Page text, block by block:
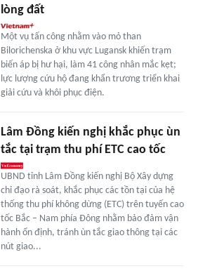
lòng đất
Một vụ tấn công nhằm vào mỏ than
Bilorichenska ở khu vực Lugansk khiến trạm
biến áp bị hư hại, làm 41 công nhân mắc kẹt;
lực lượng cứu hộ đang khẩn trương triển khai
giải cứu và khôi phục điện.
Lâm Đồng kiến nghị khắc phục ùn
tắc tại trạm thu phí ETC cao tốc
UBND tỉnh Lâm Đồng kiến nghị Bộ Xây dựng
chỉ đạo rà soát, khắc phục các tồn tại của hệ
thống thu phí không dừng (ETC) trên tuyến cao
tốc Bắc – Nam phía Đông nhằm bảo đảm vận
hành ổn định, tránh ùn tắc giao thông tại các
nút giao...